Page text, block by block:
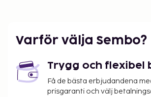
Varför välja Sembo?
Trygg och flexibel
Få de bästa erbjudandena
prisgaranti och välj